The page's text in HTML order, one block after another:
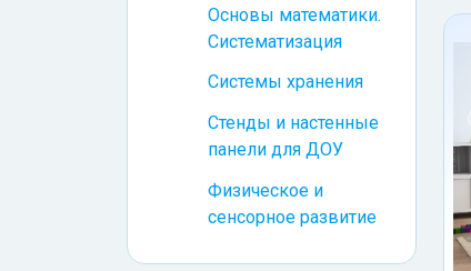
Основы математики.
Систематизация
Системы хранения
Стенды и настенные
панели для ДОУ
Физическое и
сенсорное развитие